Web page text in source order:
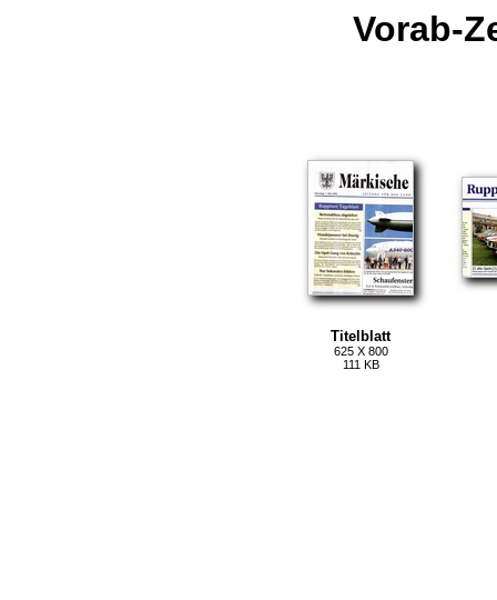
Vorab-
Titelblatt
625 X 800
111 KB